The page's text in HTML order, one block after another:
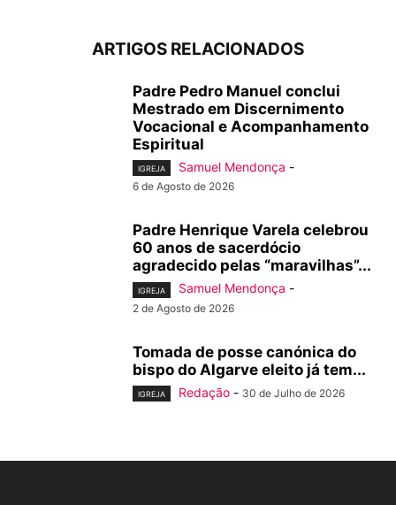
ARTIGOS RELACIONADOS
Padre Pedro Manuel conclui
Mestrado em Discernimento
Vocacional e Acompanhamento
Espiritual
IGREJA Samuel Mendonça -
6 de Agosto de 2026
Padre Henrique Varela celebrou
60 anos de sacerdócio
agradecido pelas “maravilhas”...
IGREJA Samuel Mendonça -
2 de Agosto de 2026
Tomada de posse canónica do
bispo do Algarve eleito já tem...
IGREJA Redação - 30 de Julho de 2026